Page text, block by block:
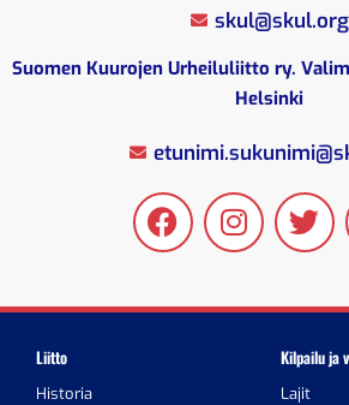
skul@skul.org
Suomen Kuurojen Urheiluliitto ry.
Helsinki
Liitto
Historia
Kilpailu ja
Lajit